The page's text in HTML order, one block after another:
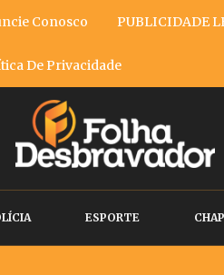
Conosco PUBLICIDADE
De Privacidade
ESPORTE